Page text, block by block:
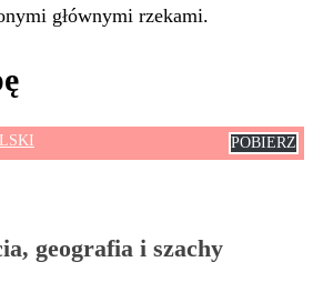
głównymi rzekami.
POBIERZ
geografia i szachy